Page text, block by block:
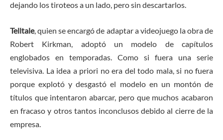
dejando los tiroteos a un lado, pero sin descartarlos.
Telltale, quien se encargó de adaptar a videojuego la obra de
Robert Kirkman, adoptó un modelo de capítulos
englobados en temporadas. Como si fuera una serie
televisiva. La idea a priori no era del todo mala, si no fuera
porque explotó y desgastó el modelo en un montón de
títulos que intentaron abarcar, pero que muchos acabaron
en fracaso y otros tantos inconclusos debido al cierre de la
empresa.